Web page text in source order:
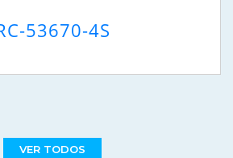
53670-4S
VER TODOS